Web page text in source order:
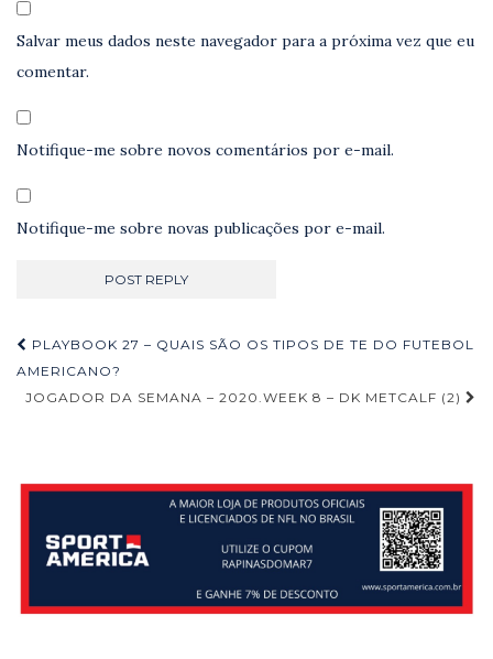
Salvar meus dados neste navegador para a próxima vez que eu
comentar.
Notifique-me sobre novos comentários por e-mail.
Notifique-me sobre novas publicações por e-mail.
Navegação
de
Post
PLAYBOOK 27 – QUAIS SÃO OS TIPOS DE TE DO FUTEBOL
AMERICANO?
JOGADOR DA SEMANA – 2020.WEEK 8 – DK METCALF (2)